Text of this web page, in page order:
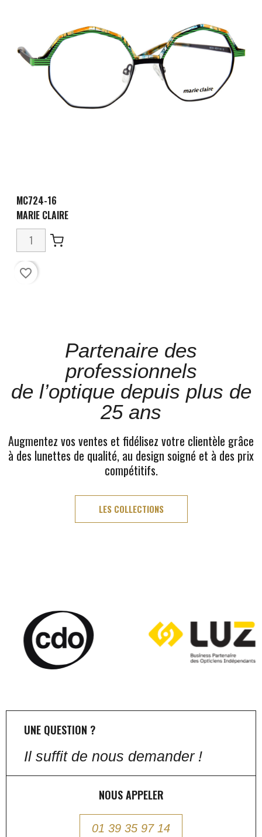
MC724-16
MARIE CLAIRE
favorite_border
Partenaire des
professionnels
de l’optique depuis plus de
25 ans
Augmentez vos ventes et fidélisez votre clientèle grâce
à des lunettes de qualité, au design soigné et à des prix
compétitifs.
LES COLLECTIONS
UNE QUESTION ?
Il suffit de nous demander !
NOUS APPELER
01 39 35 97 14